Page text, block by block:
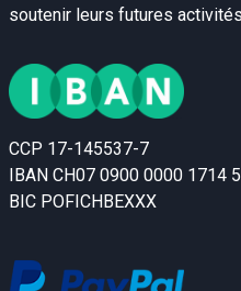
soutenir leurs futures
CCP 17-145537-7
IBAN CH07 0900 0000 1714
BIC POFICHBEXXX